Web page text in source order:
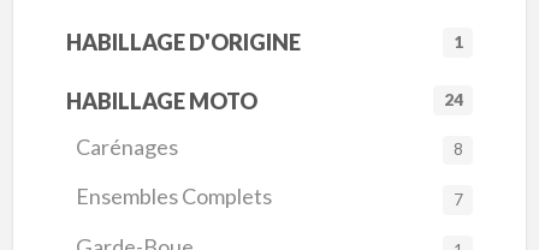
HABILLAGE D'ORIGINE 1
HABILLAGE MOTO 24
Carénages 8
Ensembles Complets 7